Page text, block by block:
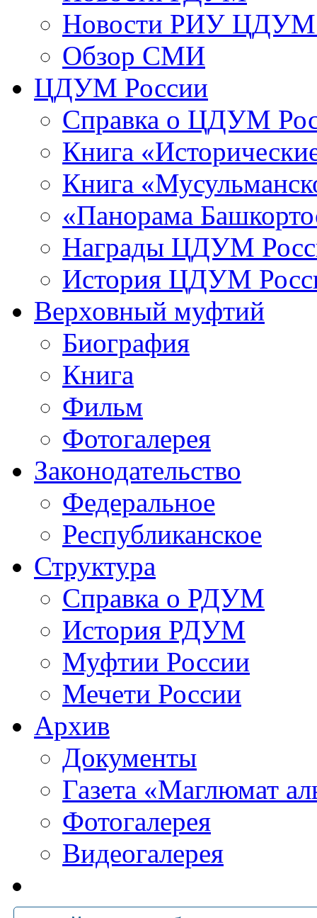
Новости РИУ ЦДУМ
Обзор СМИ
ЦДУМ России
Справка о ЦДУМ
Книга
Книга
«Панорама
Награды ЦДУМ
История ЦДУМ
Верховный муфтий
Биография
Книга
Фильм
Фотогалерея
Законодательство
Федеральное
Республиканское
Структура
Справка о РДУМ
История РДУМ
Муфтии России
Мечети России
Архив
Документы
Газета «Маглюмат
Фотогалерея
Видеогалерея